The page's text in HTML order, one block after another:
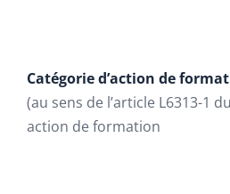
Catégorie d’action de
(au sens de l’article L6313-1
action de formation